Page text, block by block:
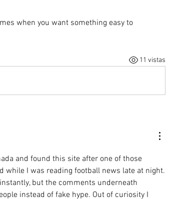
when you want something easy to
11 vistas
and found this site after one of those
while I was reading football news late at night.
but the comments underneath
instead of fake hype. Out of curiosity I